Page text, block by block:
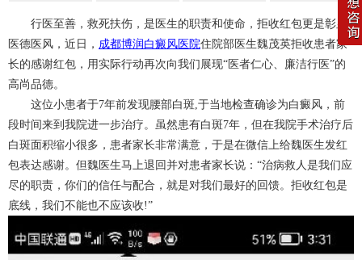
行医至善，救死扶伤，是医生的职责和使命，拒收红包更是彰显
医德医风，近日， 成都博润白癜风医院住院部医生魏茂英拒收患者家
长的感谢红包，用实际行动再次向我们展现“医者仁心、廉洁行医”的
高尚品德。
这位小患者于7年前发现腰部白斑,于当地检查确诊为白癜风，前
段时间来到我院进一步治疗。虽然患有白斑7年，但在我院手术治疗后
白斑面积缩小很多，患者家长非常满意，于是在微信上给魏医生发红
包表达感谢。但魏医生马上退回并对患者家长说：“治病救人是我们应
尽的职责，你们的信任与配合，就是对我们最好的回馈。拒收红包是
底线，我们不能也不应该收!”